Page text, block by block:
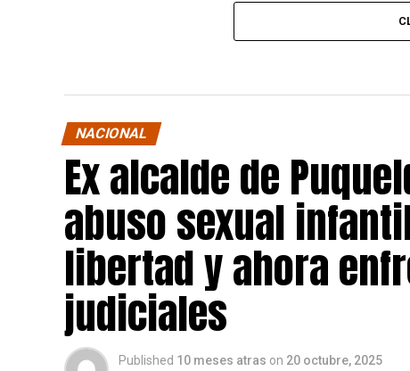
NACIONAL
Ex alcalde de
abuso sexual
libertad y ahora
judiciales
Published 10 meses atras on 20 octubre, 2025